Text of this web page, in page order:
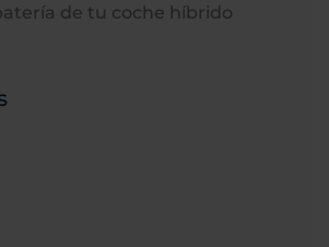
de tu coche híbrido